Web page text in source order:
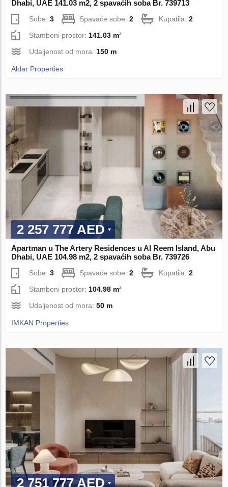
Dhabi, UAE 141.03 m2, 2 spavaćih soba Br. 739713
Sobe:3 Spavaće sobe:2 Kupatila:2
Stambeni prostor: 141.03 m²
Udaljenost od mora: 150 m
Aldar Properties
2 257 777 AED
Apartman u The Artery Residences u Al Reem Island, Abu
Dhabi, UAE 104.98 m2, 2 spavaćih soba Br. 739726
Sobe:3 Spavaće sobe:2 Kupatila:2
Stambeni prostor: 104.98 m²
Udaljenost od mora:50 m
IMKAN Properties
2 751 777 AED